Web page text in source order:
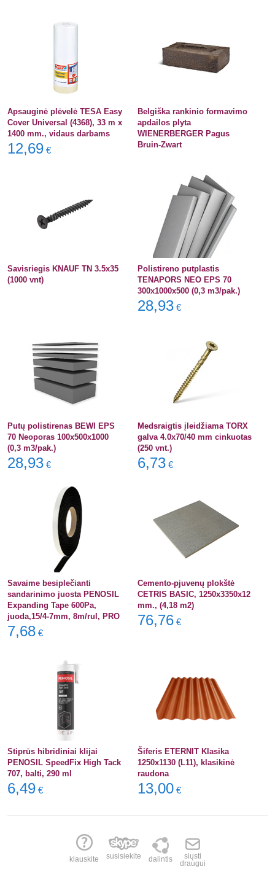
Apsauginė plėvelė TESA Easy
Cover Universal (4368), 33 m x
1400 mm., vidaus darbams
12,69 €
Belgiška rankinio formavimo
apdailos plyta
WIENERBERGER Pagus
Bruin-Zwart
Savisriegis KNAUF TN 3.5x35
(1000 vnt)
Polistireno putplastis
TENAPORS NEO EPS 70
300x1000x500 (0,3 m3/pak.)
28,93 €
Putų polistirenas BEWI EPS
70 Neoporas 100x500x1000
(0,3 m3/pak.)
28,93 €
Medsraigtis įleidžiama TORX
galva 4.0x70/40 mm cinkuotas
(250 vnt.)
6,73 €
Savaime besiplečianti
sandarinimo juosta PENOSIL
Expanding Tape 600Pa,
juoda,15/4-7mm, 8m/rul, PRO
7,68 €
Cemento-pjuvenų plokštė
CETRIS BASIC, 1250x3350x12
mm., (4,18 m2)
76,76 €
Stiprūs hibridiniai klijai
PENOSIL SpeedFix High Tack
707, balti, 290 ml
6,49 €
Šiferis ETERNIT Klasika
1250x1130 (L11), klasikinė
raudona
13,00 €
klauskite susisiekite dalintis
siųsti
draugui